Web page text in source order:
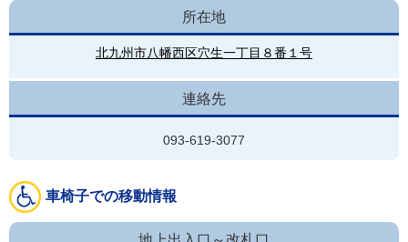
所在地
北九州市八幡西区穴生一丁目８番１号
連絡先
093-619-3077
車椅子での移動情報